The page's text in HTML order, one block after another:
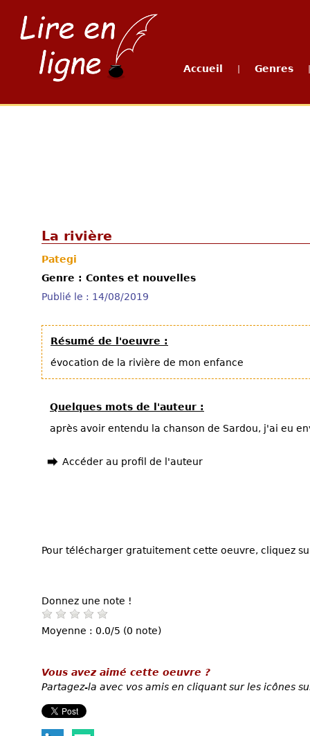
Accueil Genres
La rivière
Pategi
Genre : Contes et nouvelles
Publié le : 14/08/2019
Résumé de l'oeuvre :
évocation de la rivière de mon enfance
Quelques mots de l'auteur :
après avoir entendu la chanson de Sardou, j'ai eu
Accéder au profil de l'auteur
Pour télécharger gratuitement cette oeuvre, cliquez
Donnez une note !
Moyenne : 0.0/5 (0 note)
Vous avez aimé cette oeuvre ?
Partagez-la avec vos amis en cliquant sur les icônes